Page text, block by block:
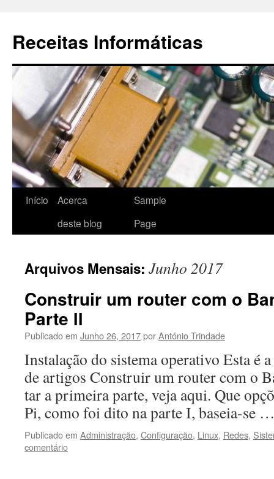
conteúdo
Receitas Informáticas
Início
Acerca
deste blog
Sample
Page
Arquivos Mensais: Junho 2017
Construir um router com o
Parte II
Publicado em Junho 26, 2017porAntónio Trindade
Insta­lação do sis­tema oper­a­ti­vo Esta é
de arti­gos Con­stru­ir um router com o
tar a primeira parte, veja aqui. Que
Pi, como foi dito na parte I, baseia-se
Publicado em Administração, Configuração, Linux, Redes,
comentário